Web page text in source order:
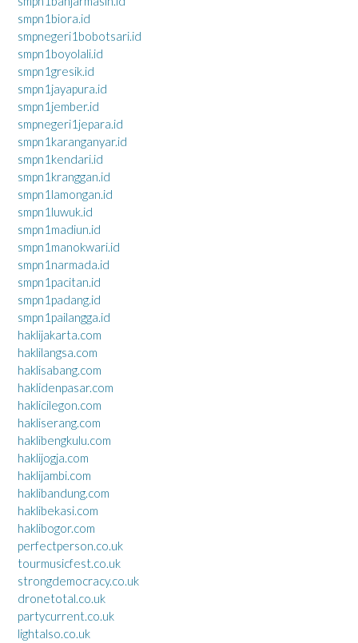
smpn1biora.id
smpnegeri1bobotsari.id
smpn1boyolali.id
smpn1gresik.id
smpn1jayapura.id
smpn1jember.id
smpnegeri1jepara.id
smpn1karanganyar.id
smpn1kendari.id
smpn1kranggan.id
smpn1lamongan.id
smpn1luwuk.id
smpn1madiun.id
smpn1manokwari.id
smpn1narmada.id
smpn1pacitan.id
smpn1padang.id
smpn1pailangga.id
haklijakarta.com
haklilangsa.com
haklisabang.com
haklidenpasar.com
haklicilegon.com
hakliserang.com
haklibengkulu.com
haklijogja.com
haklijambi.com
haklibandung.com
haklibekasi.com
haklibogor.com
perfectperson.co.uk
tourmusicfest.co.uk
strongdemocracy.co.uk
dronetotal.co.uk
partycurrent.co.uk
lightalso.co.uk